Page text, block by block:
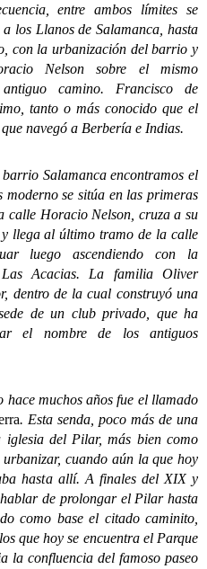
entre ambos límites se
los Llanos de Salamanca, hasta
con la urbanización del barrio y
Nelson sobre el mismo
camino. Francisco de
tanto o más conocido que el
navegó a Berbería e Indias.
Salamanca encontramos el
moderno se sitúa en las primeras
calle Horacio Nelson, cruza a su
llega al último tramo de la calle
luego ascendiendo con la
Acacias. La familia Oliver
dentro de la cual construyó una
de un club privado, que ha
el nombre de los antiguos
muchos años fue el llamado
. Esta senda, poco más de una
del Pilar, más bien como
cuando aún la que hoy
hasta allí. A finales del XIX y
de prolongar el Pilar hasta
como base el citado caminito,
que hoy se encuentra el Parque
la confluencia del famoso paseo